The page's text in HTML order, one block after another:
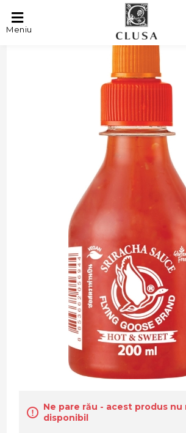
Meniu- 19%
Ne pare rău - acest produs nu
disponibil